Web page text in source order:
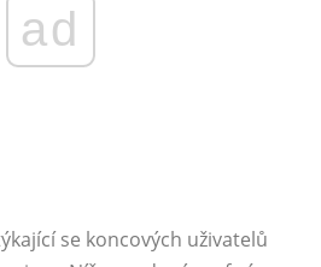
ad
se koncových uživatelů